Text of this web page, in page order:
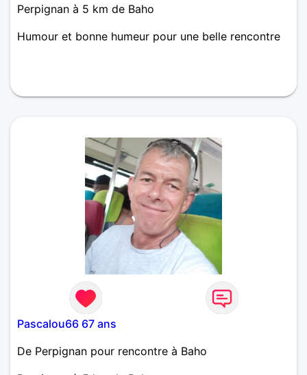
Perpignan à 5 km de Baho
Humour et bonne humeur pour une belle rencontre
Pascalou66 67 ans
De Perpignan pour rencontre à Baho